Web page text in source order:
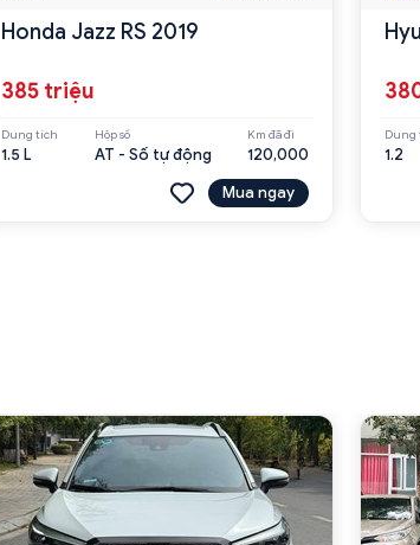
Honda Jazz RS 2019
385 triệu
Dung tích
1.5 L
Hộp số
AT - Số tự động
Km đã đi
120,000
Mua ngay
Dung
1.2